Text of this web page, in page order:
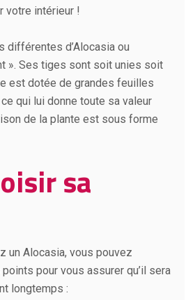
votre intérieur !
différentes d’Alocasia ou
». Ses tiges sont soit unies soit
est dotée de grandes feuilles
qui lui donne toute sa valeur
de la plante est sous forme
sa
un Alocasia, vous pouvez
pour vous assurer qu’il sera
longtemps :